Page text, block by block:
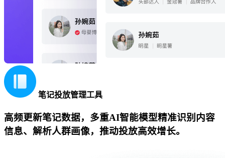
笔记投放管理工具
高频更新笔记数据，多重AI智能模型精准识别内容
信息、解析人群画像，推动投放高效增长。